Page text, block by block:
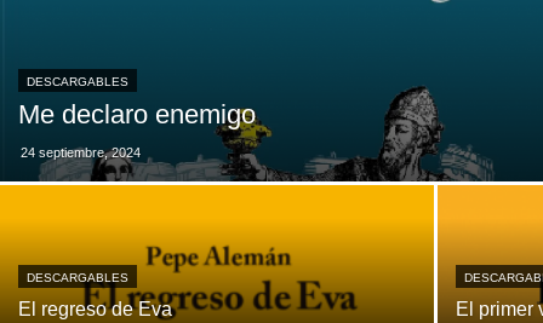
DESCARGABLES
Me declaro enemigo
24 septiembre, 2024
DESCARGABLES
El regreso de Eva El primer